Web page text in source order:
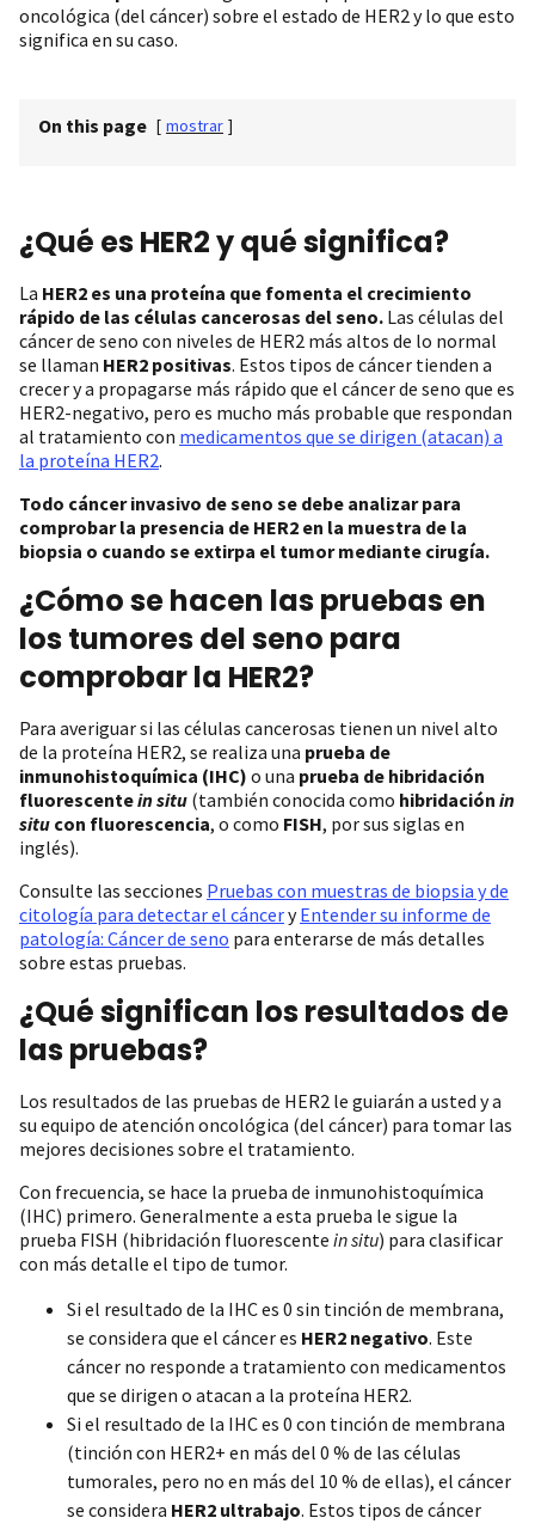
oncológica (del cáncer) sobre el estado de HER2 y lo que esto
significa en su caso.
On this page [ mostrar ]
¿Qué es HER2 y qué significa?
La HER2 es una proteína que fomenta el crecimiento
rápido de las células cancerosas del seno. Las células del
cáncer de seno con niveles de HER2 más altos de lo normal
se llaman HER2 positivas. Estos tipos de cáncer tienden a
crecer y a propagarse más rápido que el cáncer de seno que es
HER2-negativo, pero es mucho más probable que respondan
al tratamiento con medicamentos que se dirigen (atacan) a
la proteína HER2.
Todo cáncer invasivo de seno se debe analizar para
comprobar la presencia de HER2 en la muestra de la
biopsia o cuando se extirpa el tumor mediante cirugía.
¿Cómo se hacen las pruebas en
los tumores del seno para
comprobar la HER2?
Para averiguar si las células cancerosas tienen un nivel alto
de la proteína HER2, se realiza una prueba de
inmunohistoquímica (IHC) o una prueba de hibridación
fluorescentein situ (también conocida como hibridación in
situ con fluorescencia, o como FISH, por sus siglas en
inglés).
Consulte las secciones Pruebas con muestras de biopsia y de
citología para detectar el cánceryEntender su informe de
patología: Cáncer de seno para enterarse de más detalles
sobre estas pruebas.
¿Qué significan los resultados de
las pruebas?
Los resultados de las pruebas de HER2 le guiarán a usted y a
su equipo de atención oncológica (del cáncer) para tomar las
mejores decisiones sobre el tratamiento.
Con frecuencia, se hace la prueba de inmunohistoquímica
(IHC) primero. Generalmente a esta prueba le sigue la
prueba FISH (hibridación fluorescente in situ) para clasificar
con más detalle el tipo de tumor.
Si el resultado de la IHC es 0 sin tinción de membrana,
se considera que el cáncer es HER2 negativo. Este
cáncer no responde a tratamiento con medicamentos
que se dirigen o atacan a la proteína HER2.
Si el resultado de la IHC es 0 con tinción de membrana
(tinción con HER2+ en más del 0 % de las células
tumorales, pero no en más del 10 % de ellas), el cáncer
se considera HER2 ultrabajo. Estos tipos de cáncer